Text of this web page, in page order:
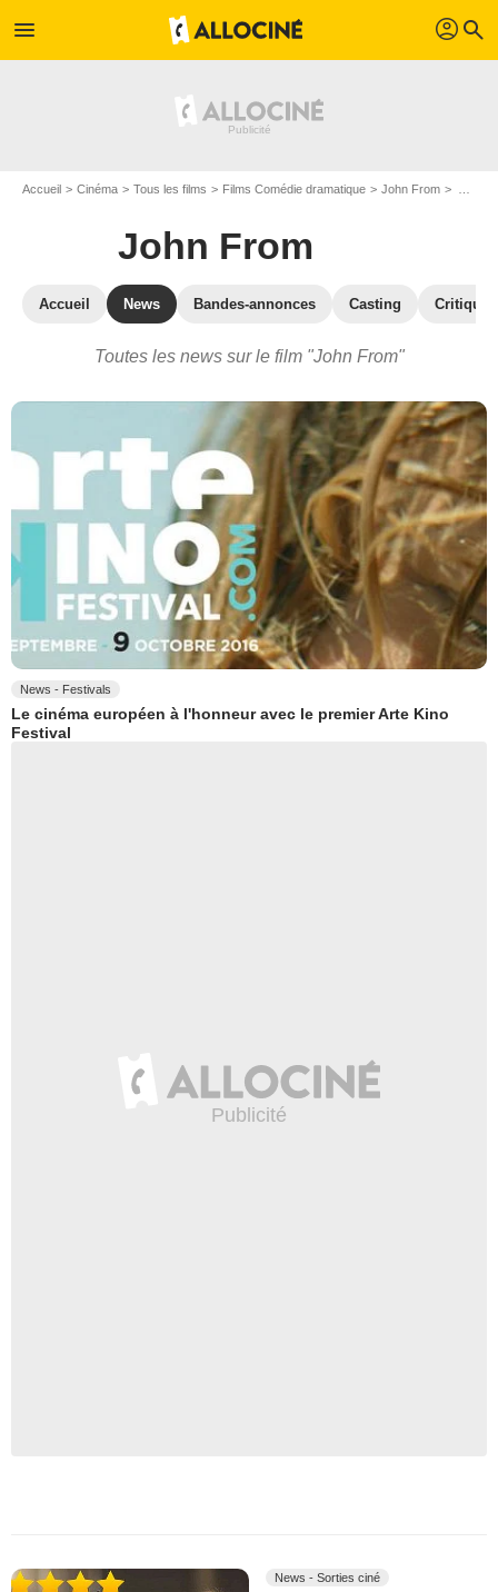
menu profil search
Accueil Cinéma Tous les films Films Comédie dramatique John From
John From
Accueil News Bandes-annonces Casting
Toutes les news sur le film "John From"
News - Festivals
Le cinéma européen à l'honneur avec le premier Arte Kino
Festival
News - Sorties ciné